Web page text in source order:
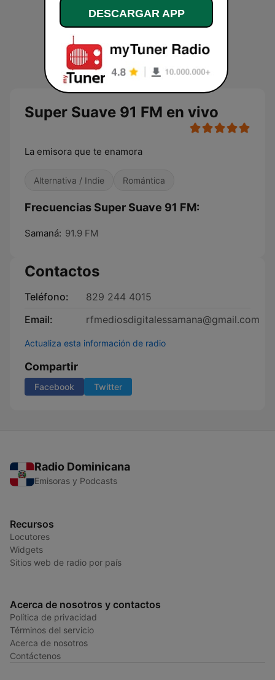
Super Suave 91 FM en vivo
La emisora que te enamora
Alternativa / Indie Romántica
Frecuencias Super Suave 91 FM:
Samaná: 91.9 FM
Contactos
Teléfono:
829 244 4015
Email:
rfmediosdigitalessamana@gmail.com
Actualiza esta información de radio
Compartir
Facebook Twitter
Radio Dominicana
Emisoras y Podcasts
Recursos
Locutores
Widgets
Sitios web de radio por país
Acerca de nosotros y contactos
Política de privacidad
Términos del servicio
Acerca de nosotros
Contáctenos
DESCARGAR APP